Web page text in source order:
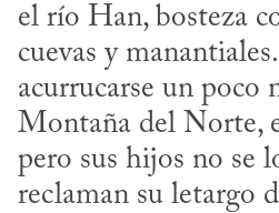
el río Han, bosteza
cuevas y
acurrucarse un poco
Montaña del Norte,
pero sus hijos no se
reclaman su letargo